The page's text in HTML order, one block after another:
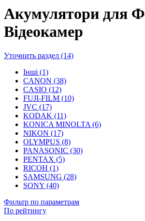
Акумулятори для
Відеокамер
Уточнить раздел (14)
Інші (1)
CANON (38)
CASIO (12)
FUJI-FILM (10)
JVC (17)
KODAK (11)
KONICA MINOLTA (6)
NIKON (17)
OLYMPUS (8)
PANASONIC (30)
PENTAX (5)
RICOH (1)
SAMSUNG (28)
SONY (40)
Фильтр по параметрам
По рейтингу